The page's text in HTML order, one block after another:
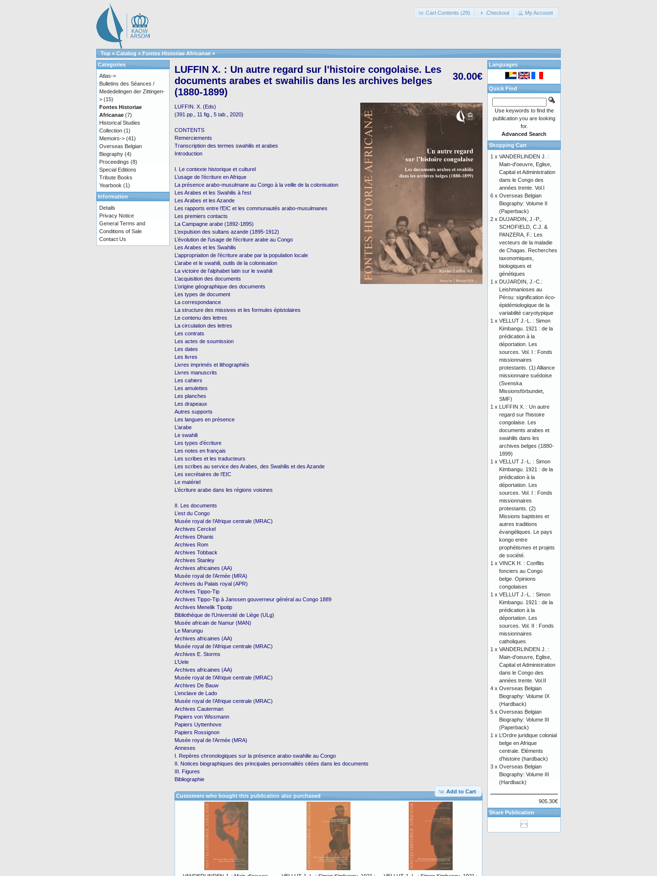
Cart Contents (29) Checkout My Account
Top » Catalog » Fontes Historiae Africanae »
30.00€
LUFFIN X. : Un autre regard sur l'histoire congolaise. Les
documents arabes et swahilis dans les archives belges
(1880-1899)
LUFFIN. X. (Eds)
(391 pp., 11 fig., 5 tab., 2020)
CONTENTS
Remerciements
Transcription des termes swahilis et arabes
Introduction
I. Le contexte historique et culturel
L’usage de l’écriture en Afrique
La présence arabo-musulmane au Congo à la veille de la colonisation
Les Arabes et les Swahilis à l’est
Les Arabes et les Azande
Les rapports entre l’EIC et les communautés arabo-musulmanes
Les premiers contacts
La Campagne arabe (1892-1895)
L’expulsion des sultans azande (1895-1912)
L’évolution de l’usage de l’écriture arabe au Congo
Les Arabes et les Swahilis
L’appropriation de l’écriture arabe par la population locale
L’arabe et le swahili, outils de la colonisation
La victoire de l’alphabet latin sur le swahili
L’acquisition des documents
L’origine géographique des documents
Les types de document
La correspondance
La structure des missives et les formules épistolaires
Le contenu des lettres
La circulation des lettres
Les contrats
Les actes de soumission
Les dates
Les livres
Livres imprimés et lithographiés
Livres manuscrits
Les cahiers
Les amulettes
Les planches
Les drapeaux
Autres supports
Les langues en présence
L’arabe
Le swahili
Les types d’écriture
Les notes en français
Les scribes et les traducteurs
Les scribes au service des Arabes, des Swahilis et des Azande
Les secrétaires de l’EIC
Le matériel
L’écriture arabe dans les régions voisines
II. Les documents
L’est du Congo
Musée royal de l’Afrique centrale (MRAC)
Archives Cerckel
Archives Dhanis
Archives Rom
Archives Tobback
Archives Stanley
Archives africaines (AA)
Musée royal de l’Armée (MRA)
Archives du Palais royal (APR)
Archives Tippo-Tip
Archives Tippo-Tip à Janssen gouverneur général au Congo 1889
Archives Menelik Tipotip
Bibliothèque de l’Université de Liège (ULg)
Musée africain de Namur (MAN)
Le Marungu
Archives africaines (AA)
Musée royal de l’Afrique centrale (MRAC)
Archives E. Storms
L’Uele
Archives africaines (AA)
Musée royal de l’Afrique centrale (MRAC)
Archives De Bauw
L’enclave de Lado
Musée royal de l’Afrique centrale (MRAC)
Archives Cauterman
Papiers von Wissmann
Papiers Uyttenhove
Papiers Rossignon
Musée royal de l’Armée (MRA)
Annexes
I. Repères chronologiques sur la présence arabo-swahilie au Congo
II. Notices biographiques des principales personnalités citées dans les documents
III. Figures
Bibliographie
Add to Cart
Customers who bought this publication also purchased
Categories
Atlas->
Bulletins des Séances /
Mededelingen der Zittingen-
> (15)
Fontes Historiae
Africanae (7)
Historical Studies
Collection (1)
Memoirs-> (41)
Overseas Belgian
Biography (4)
Proceedings (8)
Special Editions
Tribute Books
Yearbook (1)
Information
Details
Privacy Notice
General Terms and
Conditions of Sale
Contact Us
Languages
Quick Find
Use keywords to find the
publication you are looking
for.
Advanced Search
Shopping Cart
1 x VANDERLINDEN J. :
Main-d'oeuvre, Eglise,
Capital et Administration
dans le Congo des
années trente. Vol.I
6 x Overseas Belgian
Biography: Volume II
(Paperback)
2 x DUJARDIN, J.-P.,
SCHOFIELD, C.J. &
PANZERA, F.: Les
vecteurs de la maladie
de Chagas. Recherches
taxonomiques,
biologiques et
génétiques
1 x DUJARDIN, J.-C.:
Leishmanioses au
Pérou: signification éco-
épidémiologique de la
variabilité caryotypique
1 x VELLUT J.-L. : Simon
Kimbangu. 1921 : de la
prédication à la
déportation. Les
sources. Vol. I : Fonds
missionnaires
protestants. (1) Alliance
missionnaire suédoise
(Svenska
Missionsförbundet,
SMF)
1 x LUFFIN X. : Un autre
regard sur l'histoire
congolaise. Les
documents arabes et
swahilis dans les
archives belges (1880-
1899)
1 x VELLUT J.-L. : Simon
Kimbangu. 1921 : de la
prédication à la
déportation. Les
sources. Vol. I : Fonds
missionnaires
protestants. (2)
Missions baptistes et
autres traditions
évangéliques. Le pays
kongo entre
prophétismes et projets
de société.
1 x VINCK H. : Conflits
fonciers au Congo
belge. Opinions
congolaises
1 x VELLUT J.-L. : Simon
Kimbangu. 1921 : de la
prédication à la
déportation. Les
sources. Vol. II : Fonds
missionnaires
catholiques
1 x VANDERLINDEN J. :
Main-d'oeuvre, Eglise,
Capital et Administration
dans le Congo des
années trente. Vol.II
4 x Overseas Belgian
Biography: Volume IX
(Hardback)
5 x Overseas Belgian
Biography: Volume III
(Paperback)
1 x L’Ordre juridique colonial
belge en Afrique
centrale. Eléments
d’histoire (hardback)
3 x Overseas Belgian
Biography: Volume III
(Hardback)
905.30€
Share Publication